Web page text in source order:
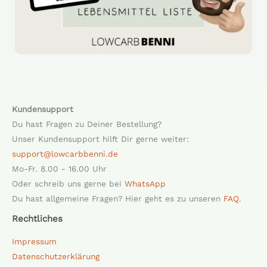
Kundensupport
Du hast Fragen zu Deiner Bestellung?
Unser Kundensupport hilft Dir gerne weiter:
support@lowcarbbenni.de
Mo-Fr. 8.00 - 16.00 Uhr
Oder schreib uns gerne bei WhatsApp
Du hast allgemeine Fragen? Hier geht es zu unseren FAQ.
Rechtliches
Impressum
Datenschutzerklärung